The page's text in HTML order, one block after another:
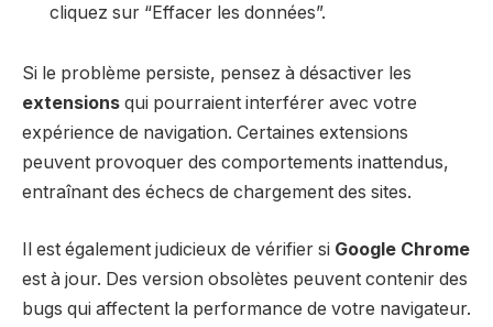
cliquez sur “Effacer les données”.
Si le problème persiste, pensez à désactiver les
extensions qui pourraient interférer avec votre
expérience de navigation. Certaines extensions
peuvent provoquer des comportements inattendus,
entraînant des échecs de chargement des sites.
Il est également judicieux de vérifier si Google Chrome
est à jour. Des version obsolètes peuvent contenir des
bugs qui affectent la performance de votre navigateur.